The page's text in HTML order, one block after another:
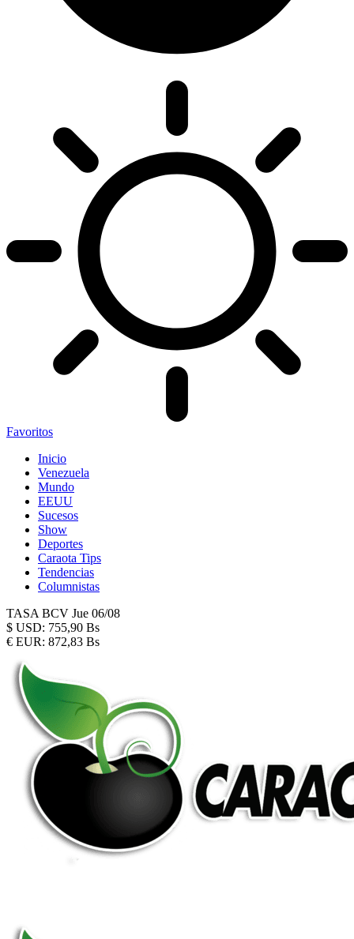
Favoritos
Inicio
Venezuela
Mundo
EEUU
Sucesos
Show
Deportes
Caraota Tips
Tendencias
Columnistas
TASA BCV Jue 06/08
$ USD: 755,90 Bs
€ EUR: 872,83 Bs